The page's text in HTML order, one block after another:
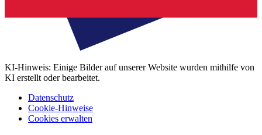
KI-Hinweis: Einige Bilder auf unserer Website wurden mithilfe von
KI erstellt oder bearbeitet.
Datenschutz
Cookie-Hinweise
Cookies erwalten